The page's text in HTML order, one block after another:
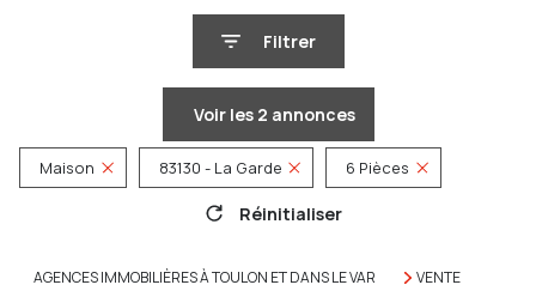
Filtrer
Voir les 2 annonces
Maison 83130 - La Garde 6 Pièces
Réinitialiser
AGENCES IMMOBILIÈRES À TOULON ET DANS LE VAR
VENTE